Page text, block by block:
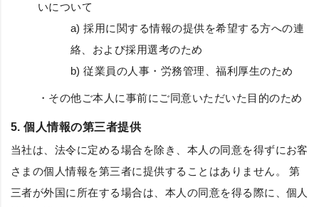
いについて
a) 採用に関する情報の提供を希望する方への連
絡、および採用選考のため
b) 従業員の人事・労務管理、福利厚生のため
・その他ご本人に事前にご同意いただいた目的のため
5. 個人情報の第三者提供
当社は、法令に定める場合を除き、本人の同意を得ずにお客
さまの個人情報を第三者に提供することはありません。 第
三者が外国に所在する場合は、本人の同意を得る際に、個人